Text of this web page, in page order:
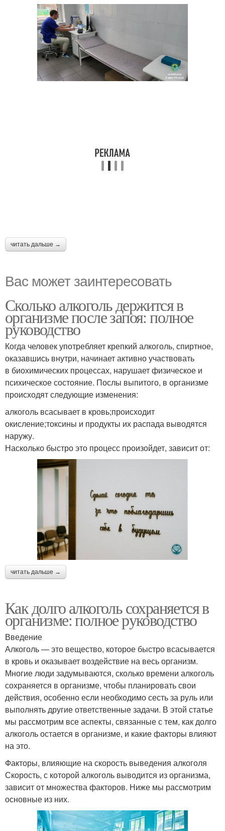
читать дальше →
Вас может заинтересовать
Сколько алкоголь держится в
организме после запоя: полное
руководство
Когда человек употребляет крепкий алкоголь, спиртное,
оказавшись внутри, начинает активно участвовать
в биохимических процессах, нарушает физическое и
психическое состояние. Послы выпитого, в организме
происходят следующие изменения:
алкоголь всасывает в кровь;происходит
окисление;токсины и продукты их распада выводятся
наружу.
Насколько быстро это процесс произойдет, зависит от:
читать дальше →
Как долго алкоголь сохраняется в
организме: полное руководство
Введение
Алкоголь — это вещество, которое быстро всасывается
в кровь и оказывает воздействие на весь организм.
Многие люди задумываются, сколько времени алкоголь
сохраняется в организме, чтобы планировать свои
действия, особенно если необходимо сесть за руль или
выполнять другие ответственные задачи. В этой статье
мы рассмотрим все аспекты, связанные с тем, как долго
алкоголь остается в организме, и какие факторы влияют
на это.
Факторы, влияющие на скорость выведения алкоголя
Скорость, с которой алкоголь выводится из организма,
зависит от множества факторов. Ниже мы рассмотрим
основные из них.